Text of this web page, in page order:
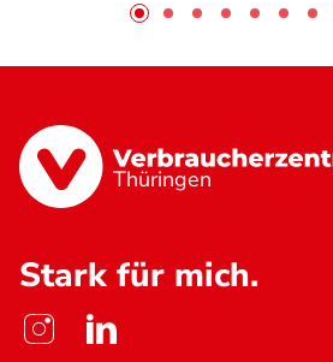
Thüringen
Stark für mich.